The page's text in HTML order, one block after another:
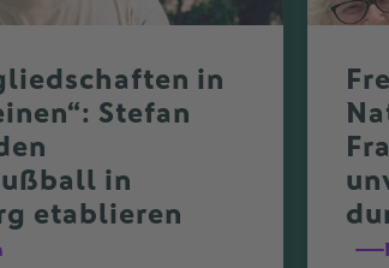
in
Stefan
in
etablieren